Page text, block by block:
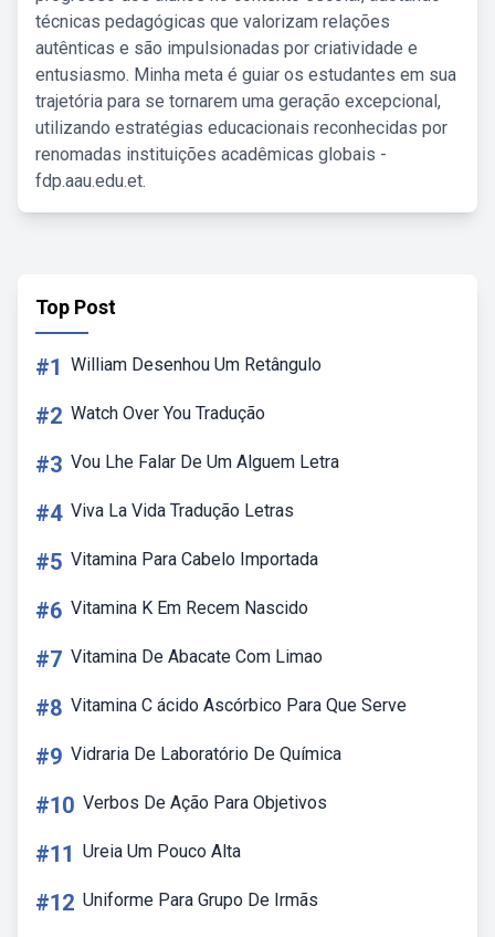
técnicas pedagógicas que valorizam relações
autênticas e são impulsionadas por criatividade e
entusiasmo. Minha meta é guiar os estudantes em sua
trajetória para se tornarem uma geração excepcional,
utilizando estratégias educacionais reconhecidas por
renomadas instituições acadêmicas globais -
fdp.aau.edu.et.
Top Post
#1 William Desenhou Um Retângulo
#2 Watch Over You Tradução
#3 Vou Lhe Falar De Um Alguem Letra
#4 Viva La Vida Tradução Letras
#5 Vitamina Para Cabelo Importada
#6 Vitamina K Em Recem Nascido
#7 Vitamina De Abacate Com Limao
#8 Vitamina C ácido Ascórbico Para Que Serve
#9 Vidraria De Laboratório De Química
#10 Verbos De Ação Para Objetivos
#11 Ureia Um Pouco Alta
#12 Uniforme Para Grupo De Irmãs